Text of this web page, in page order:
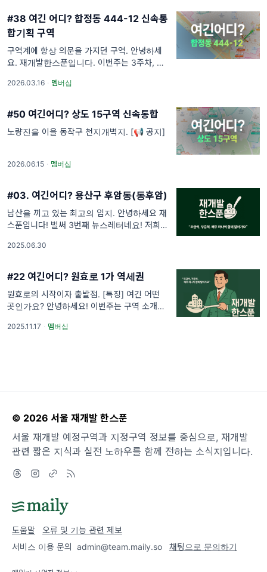
#38 여긴 어디? 합정동 444-12 신속통
합기획 구역
구역계에 항상 의문을 가지던 구역. 안녕하세
요. 재개발한스푼입니다. 이번주는 3주차, 재개
다. 재개발을 공부하다 보면 느끼는 게 있습니
2026.03.16 · 멤버십
#50 여긴어디? 상도 15구역 신속통합
노량진을 이을 동작구 천지개벽지. [📢 공지]
2026.06.15 · 멤버십
#03. 여긴어디? 용산구 후암동(동후암)
남산을 끼고 있는 최고의 입지. 안녕하세요 재
스푼입니다! 벌써 3번째 뉴스레터네요! 저희 재
구독해주신 분들이 많이 늘어서 감사한 마음입
2025.06.30
#22 여긴어디? 원효로 1가 역세권
원효로의 시작이자 출발점. [특징] 여긴 어떤
곳인가요? 안녕하세요! 이번주는 구역 소개입
벌써 5년 정도 되었구요. 그전에는 공공재개발
2025.11.17 · 멤버십
© 2026 서울 재개발 한스푼
서울 재개발 예정구역과 지정구역 정보를 중심으로, 재개발
관련 짧은 지식과 실전 노하우를 함께 전하는 소식지입니다.
도움말
오류 및 기능 관련 제보
서비스 이용 문의 admin@team.maily.so 채팅으로 문의하기